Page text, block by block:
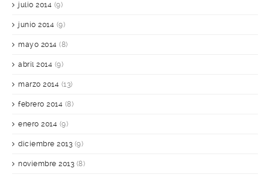
julio 2014 (9)
junio 2014 (9)
mayo 2014 (8)
abril 2014 (9)
marzo 2014 (13)
febrero 2014 (8)
enero 2014 (9)
diciembre 2013 (9)
noviembre 2013 (8)